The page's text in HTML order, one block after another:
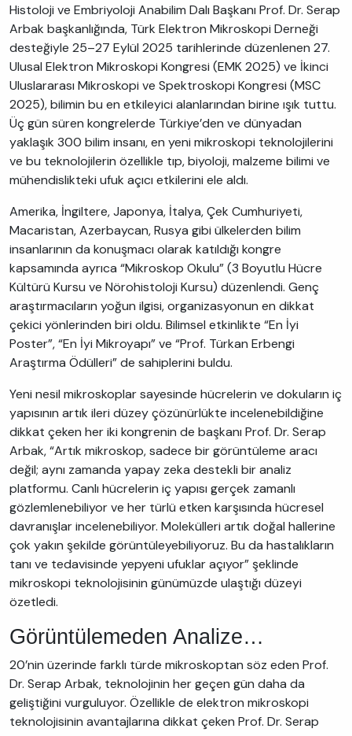
Histoloji ve Embriyoloji Anabilim Dalı Başkanı Prof. Dr. Serap
Arbak başkanlığında, Türk Elektron Mikroskopi Derneği
desteğiyle 25–27 Eylül 2025 tarihlerinde düzenlenen 27.
Ulusal Elektron Mikroskopi Kongresi (EMK 2025) ve İkinci
Uluslararası Mikroskopi ve Spektroskopi Kongresi (MSC
2025), bilimin bu en etkileyici alanlarından birine ışık tuttu.
Üç gün süren kongrelerde Türkiye’den ve dünyadan
yaklaşık 300 bilim insanı, en yeni mikroskopi teknolojilerini
ve bu teknolojilerin özellikle tıp, biyoloji, malzeme bilimi ve
mühendislikteki ufuk açıcı etkilerini ele aldı.
Amerika, İngiltere, Japonya, İtalya, Çek Cumhuriyeti,
Macaristan, Azerbaycan, Rusya gibi ülkelerden bilim
insanlarının da konuşmacı olarak katıldığı kongre
kapsamında ayrıca “Mikroskop Okulu” (3 Boyutlu Hücre
Kültürü Kursu ve Nörohistoloji Kursu) düzenlendi. Genç
araştırmacıların yoğun ilgisi, organizasyonun en dikkat
çekici yönlerinden biri oldu. Bilimsel etkinlikte “En İyi
Poster”, “En İyi Mikroyapı” ve “Prof. Türkan Erbengi
Araştırma Ödülleri” de sahiplerini buldu.
Yeni nesil mikroskoplar sayesinde hücrelerin ve dokuların iç
yapısının artık ileri düzey çözünürlükte incelenebildiğine
dikkat çeken her iki kongrenin de başkanı Prof. Dr. Serap
Arbak, “Artık mikroskop, sadece bir görüntüleme aracı
değil; aynı zamanda yapay zeka destekli bir analiz
platformu. Canlı hücrelerin iç yapısı gerçek zamanlı
gözlemlenebiliyor ve her türlü etken karşısında hücresel
davranışlar incelenebiliyor. Molekülleri artık doğal hallerine
çok yakın şekilde görüntüleyebiliyoruz. Bu da hastalıkların
tanı ve tedavisinde yepyeni ufuklar açıyor” şeklinde
mikroskopi teknolojisinin günümüzde ulaştığı düzeyi
özetledi.
Görüntülemeden Analize…
20’nin üzerinde farklı türde mikroskoptan söz eden Prof.
Dr. Serap Arbak, teknolojinin her geçen gün daha da
geliştiğini vurguluyor. Özellikle de elektron mikroskopi
teknolojisinin avantajlarına dikkat çeken Prof. Dr. Serap